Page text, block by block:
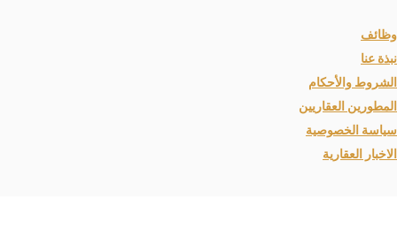
وظائف
نبذة عنا
الشروط والأحكام
المطورين العقاريين
سياسة الخصوصية
الاخبار العقارية